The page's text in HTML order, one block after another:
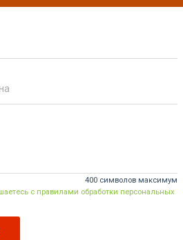
400 символов максимум
с правилами обработки персональных